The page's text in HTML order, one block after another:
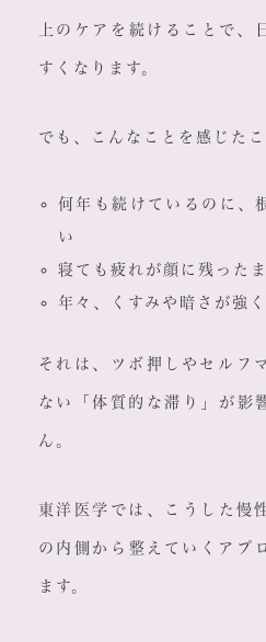
上のケアを続けることで、
すくなります。
でも、こんなことを感じた
何年も続けているのに、
い
寝ても疲れが顔に残ったま
年々、くすみや暗さが強
それは、ツボ押しやセルフ
ない「体質的な滞り」が影
ん。
東洋医学では、こうした慢
の内側から整えていくアプ
ます。